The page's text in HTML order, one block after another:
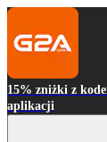
15% zniżki z
aplikacji